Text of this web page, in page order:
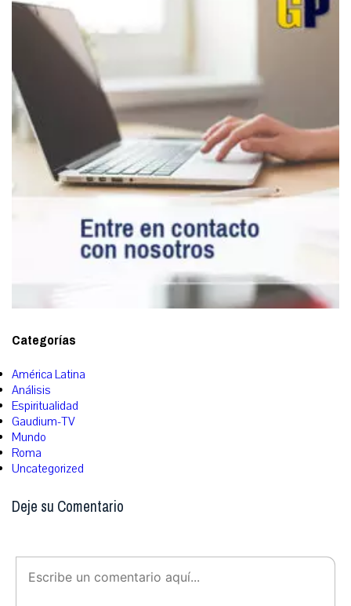
Categorías
América Latina
Análisis
Espiritualidad
Gaudium-TV
Mundo
Roma
Uncategorized
Deje su Comentario